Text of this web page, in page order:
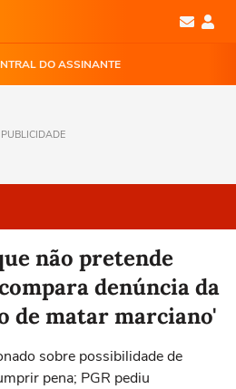
DO ASSINANTE
PUBLICIDADE
não pretende
denúncia da
de matar marciano'
sobre possibilidade de
pena; PGR pediu